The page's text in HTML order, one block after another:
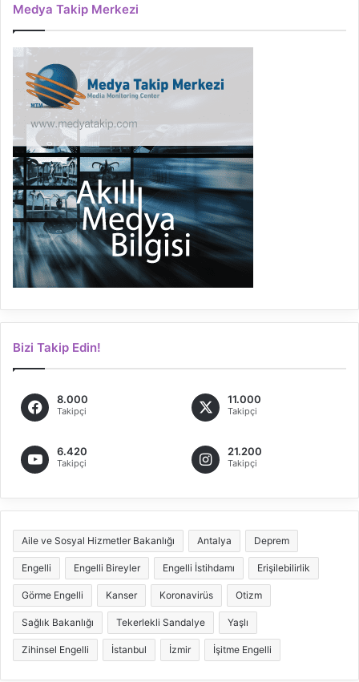
Medya Takip Merkezi
Bizi Takip Edin!
8.000
Takipçi
11.000
Takipçi
6.420
Takipçi
21.200
Takipçi
Aile ve Sosyal Hizmetler Bakanlığı Antalya Deprem
Engelli Engelli Bireyler Engelli İstihdamı Erişilebilirlik
Görme Engelli Kanser Koronavirüs Otizm
Sağlık Bakanlığı Tekerlekli Sandalye Yaşlı
Zihinsel Engelli İstanbul İzmir İşitme Engelli